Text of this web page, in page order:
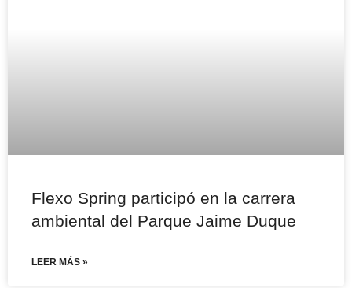
Flexo Spring participó en la carrera
ambiental del Parque Jaime Duque
LEER MÁS »